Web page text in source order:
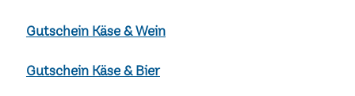
Gutschein Käse & Wein
Gutschein Käse & Bier